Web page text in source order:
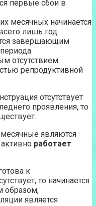
первые сбои в
месячных начинается
лишь год.
завершающим
отсутствием
репродуктивной
отсутствует
проявления, то
месячные являются
работает
к
то начинается
образом,
является